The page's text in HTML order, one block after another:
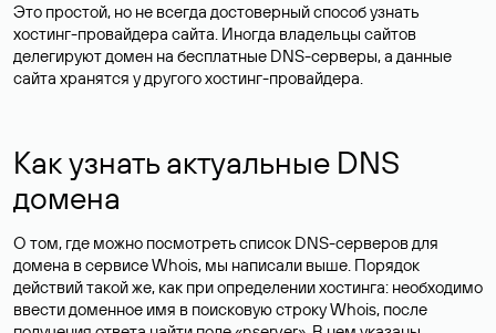
Это простой, но не всегда достоверный способ узнать
хостинг-провайдера сайта. Иногда владельцы сайтов
делегируют домен на бесплатные DNS-серверы, а данные
сайта хранятся у другого хостинг-провайдера.
Как узнать актуальные DNS
домена
О том, где можно посмотреть список DNS-серверов для
домена в сервисе Whois, мы написали выше. Порядок
действий такой же, как при определении хостинга: необходимо
ввести доменное имя в поисковую строку Whois, после